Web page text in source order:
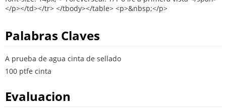
Palabras Claves
A prueba de agua cinta de sellado
100 ptfe cinta
Evaluacion